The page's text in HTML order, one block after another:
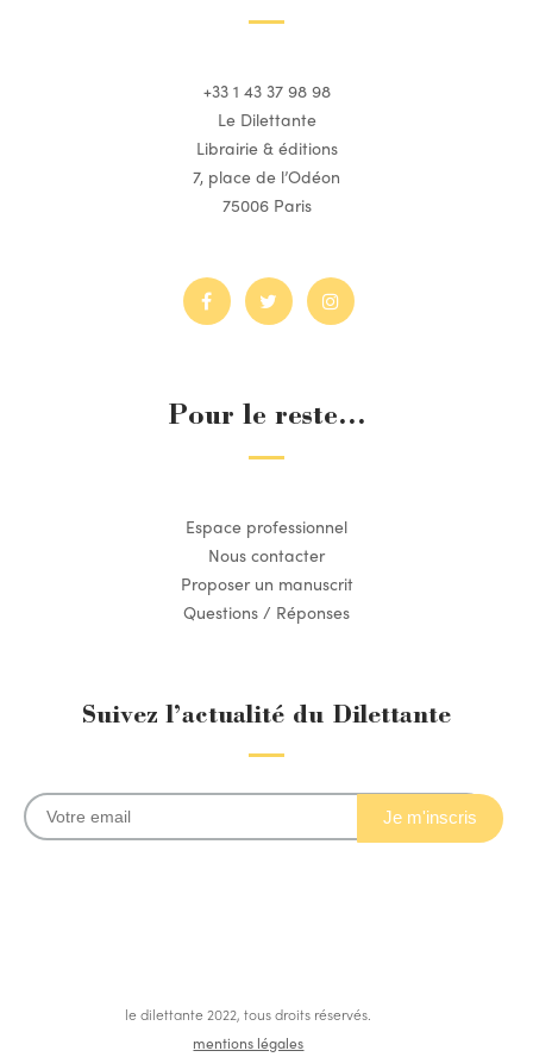
+33 1 43 37 98 98
Le Dilettante
Librairie & éditions
7, place de l’Odéon
75006 Paris
Pour le reste...
Espace professionnel
Nous contacter
Proposer un manuscrit
Questions / Réponses
Suivez l’actualité du Dilettante
le dilettante 2022, tous droits réservés.
mentions légales